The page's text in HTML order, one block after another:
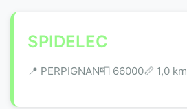
SPIDELEC
📍 PERPIGNAN📮 66000📏 1,0 km